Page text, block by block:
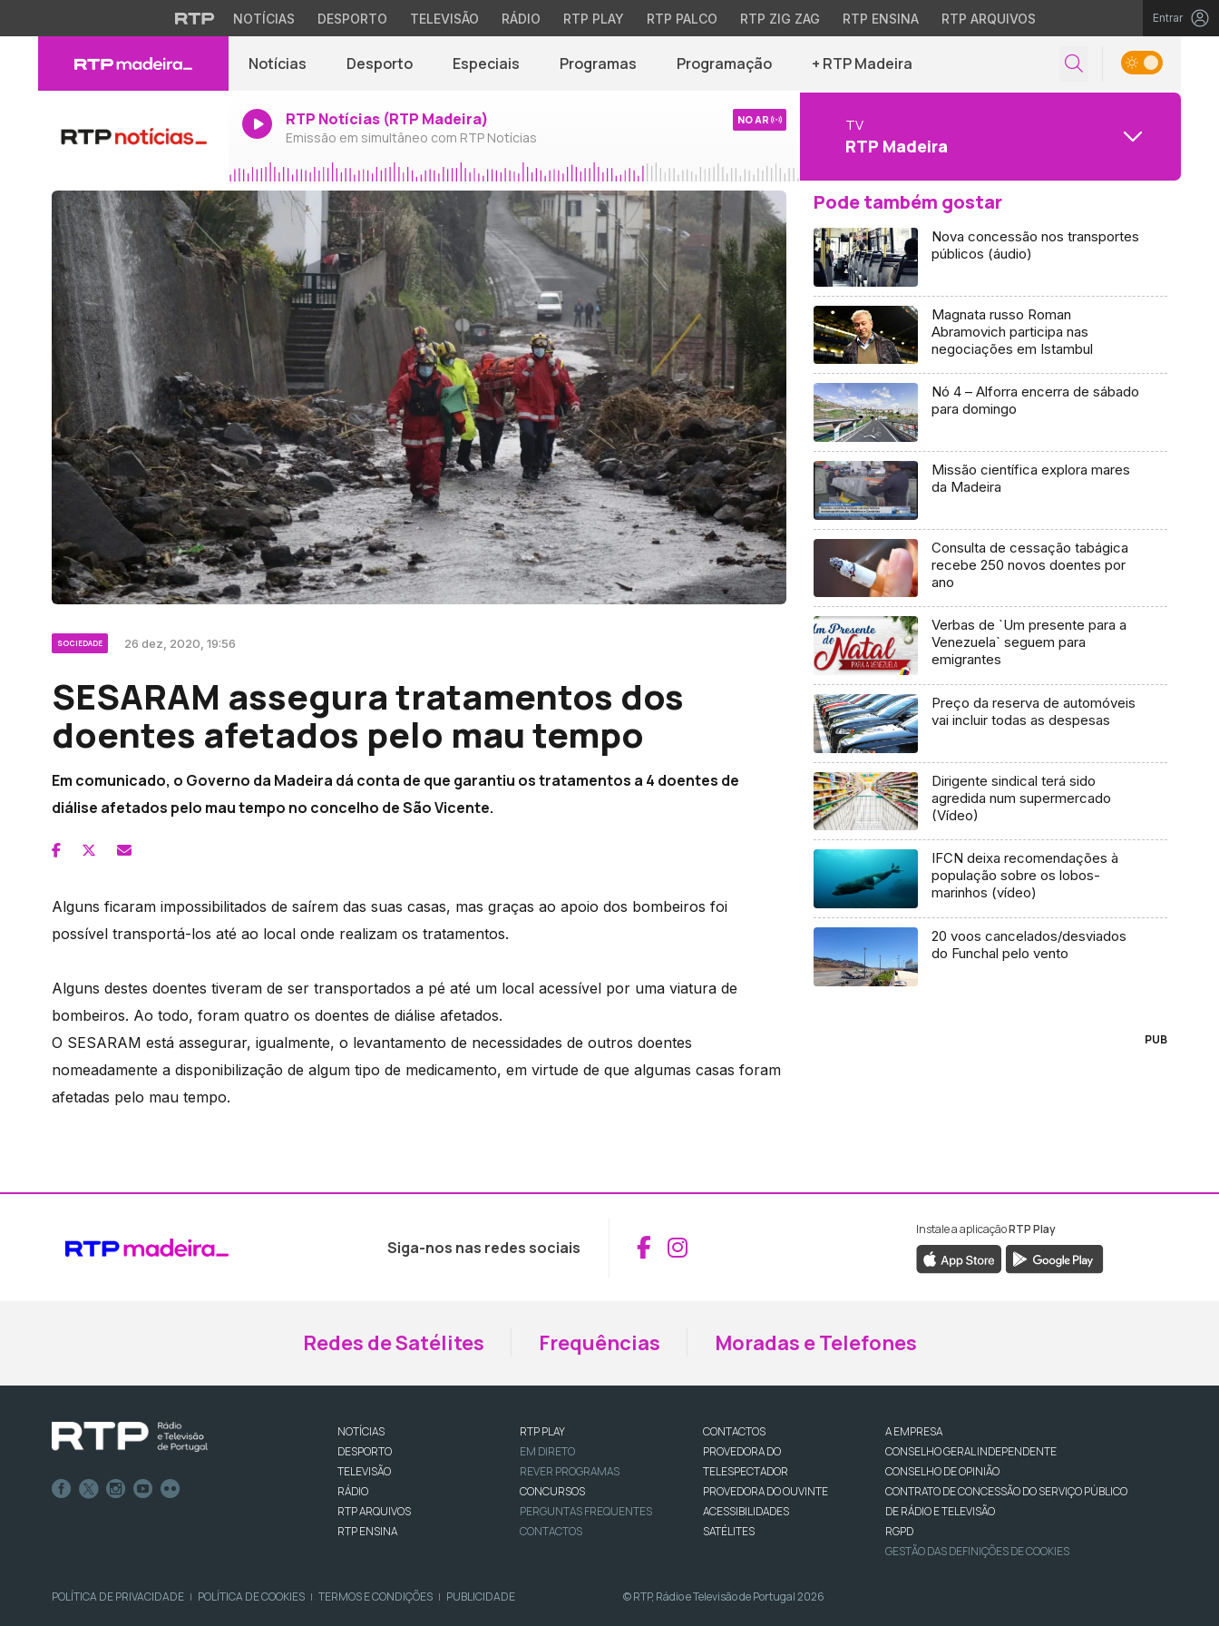
NOTÍCIAS DESPORTO TELEVISÃO RÁDIO RTP PLAY RTP PALCO RTP ZIG ZAG RTP ENSINA RTP ARQUIVOS Entrar
Notícias Desporto Especiais Programas Programação + RTP Madeira
RTP Notícias (RTP Madeira)
Emissão em simultâneo com RTP Notícias
NO AR TV
RTP Madeira
SOCIEDADE 26 dez, 2020, 19:56
SESARAM assegura tratamentos dos
doentes afetados pelo mau tempo
Em comunicado, o Governo da Madeira dá conta de que garantiu os tratamentos a 4 doentes de
diálise afetados pelo mau tempo no concelho de São Vicente.
Alguns ficaram impossibilitados de saírem das suas casas, mas graças ao apoio dos bombeiros foi
possível transportá-los até ao local onde realizam os tratamentos.
Alguns destes doentes tiveram de ser transportados a pé até um local acessível por uma viatura de
bombeiros. Ao todo, foram quatro os doentes de diálise afetados.
O SESARAM está assegurar, igualmente, o levantamento de necessidades de outros doentes
nomeadamente a disponibilização de algum tipo de medicamento, em virtude de que algumas casas foram
afetadas pelo mau tempo.
Pode também gostar
Nova concessão nos transportes
públicos (áudio)
Magnata russo Roman
Abramovich participa nas
negociações em Istambul
Nó 4 – Alforra encerra de sábado
para domingo
Missão científica explora mares
da Madeira
Consulta de cessação tabágica
recebe 250 novos doentes por
ano
Verbas de `Um presente para a
Venezuela` seguem para
emigrantes
Preço da reserva de automóveis
vai incluir todas as despesas
Dirigente sindical terá sido
agredida num supermercado
(Vídeo)
IFCN deixa recomendações à
população sobre os lobos-
marinhos (vídeo)
20 voos cancelados/desviados
do Funchal pelo vento
PUB
Siga-nos nas redes sociais Aceder ao Facebook da RTP Madeira
Aceder ao Instagram da RTP Madeira
Instale a aplicaçãoRTP Play
Redes de Satélites Frequências Moradas e Telefones
NOTÍCIAS
DESPORTO
TELEVISÃO
RÁDIO
RTP ARQUIVOS
RTP ENSINA
RTP PLAY
EM DIRETO
REVER PROGRAMAS
CONCURSOS
PERGUNTAS FREQUENTES
CONTACTOS
CONTACTOS
PROVEDORA DO
TELESPECTADOR
PROVEDORA DO OUVINTE
ACESSIBILIDADES
SATÉLITES
A EMPRESA
CONSELHO GERAL INDEPENDENTE
CONSELHO DE OPINIÃO
CONTRATO DE CONCESSÃO DO SERVIÇO PÚBLICO
DE RÁDIO E TELEVISÃO
RGPD
GESTÃO DAS DEFINIÇÕES DE COOKIES
POLÍTICA DE PRIVACIDADE | POLÍTICA DE COOKIES | TERMOS E CONDIÇÕES | PUBLICIDADE © RTP, Rádio e Televisão de Portugal 2026